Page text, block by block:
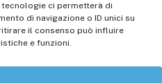
ci permetterà di
di navigazione o ID unici su
il consenso può influire
e funzioni.